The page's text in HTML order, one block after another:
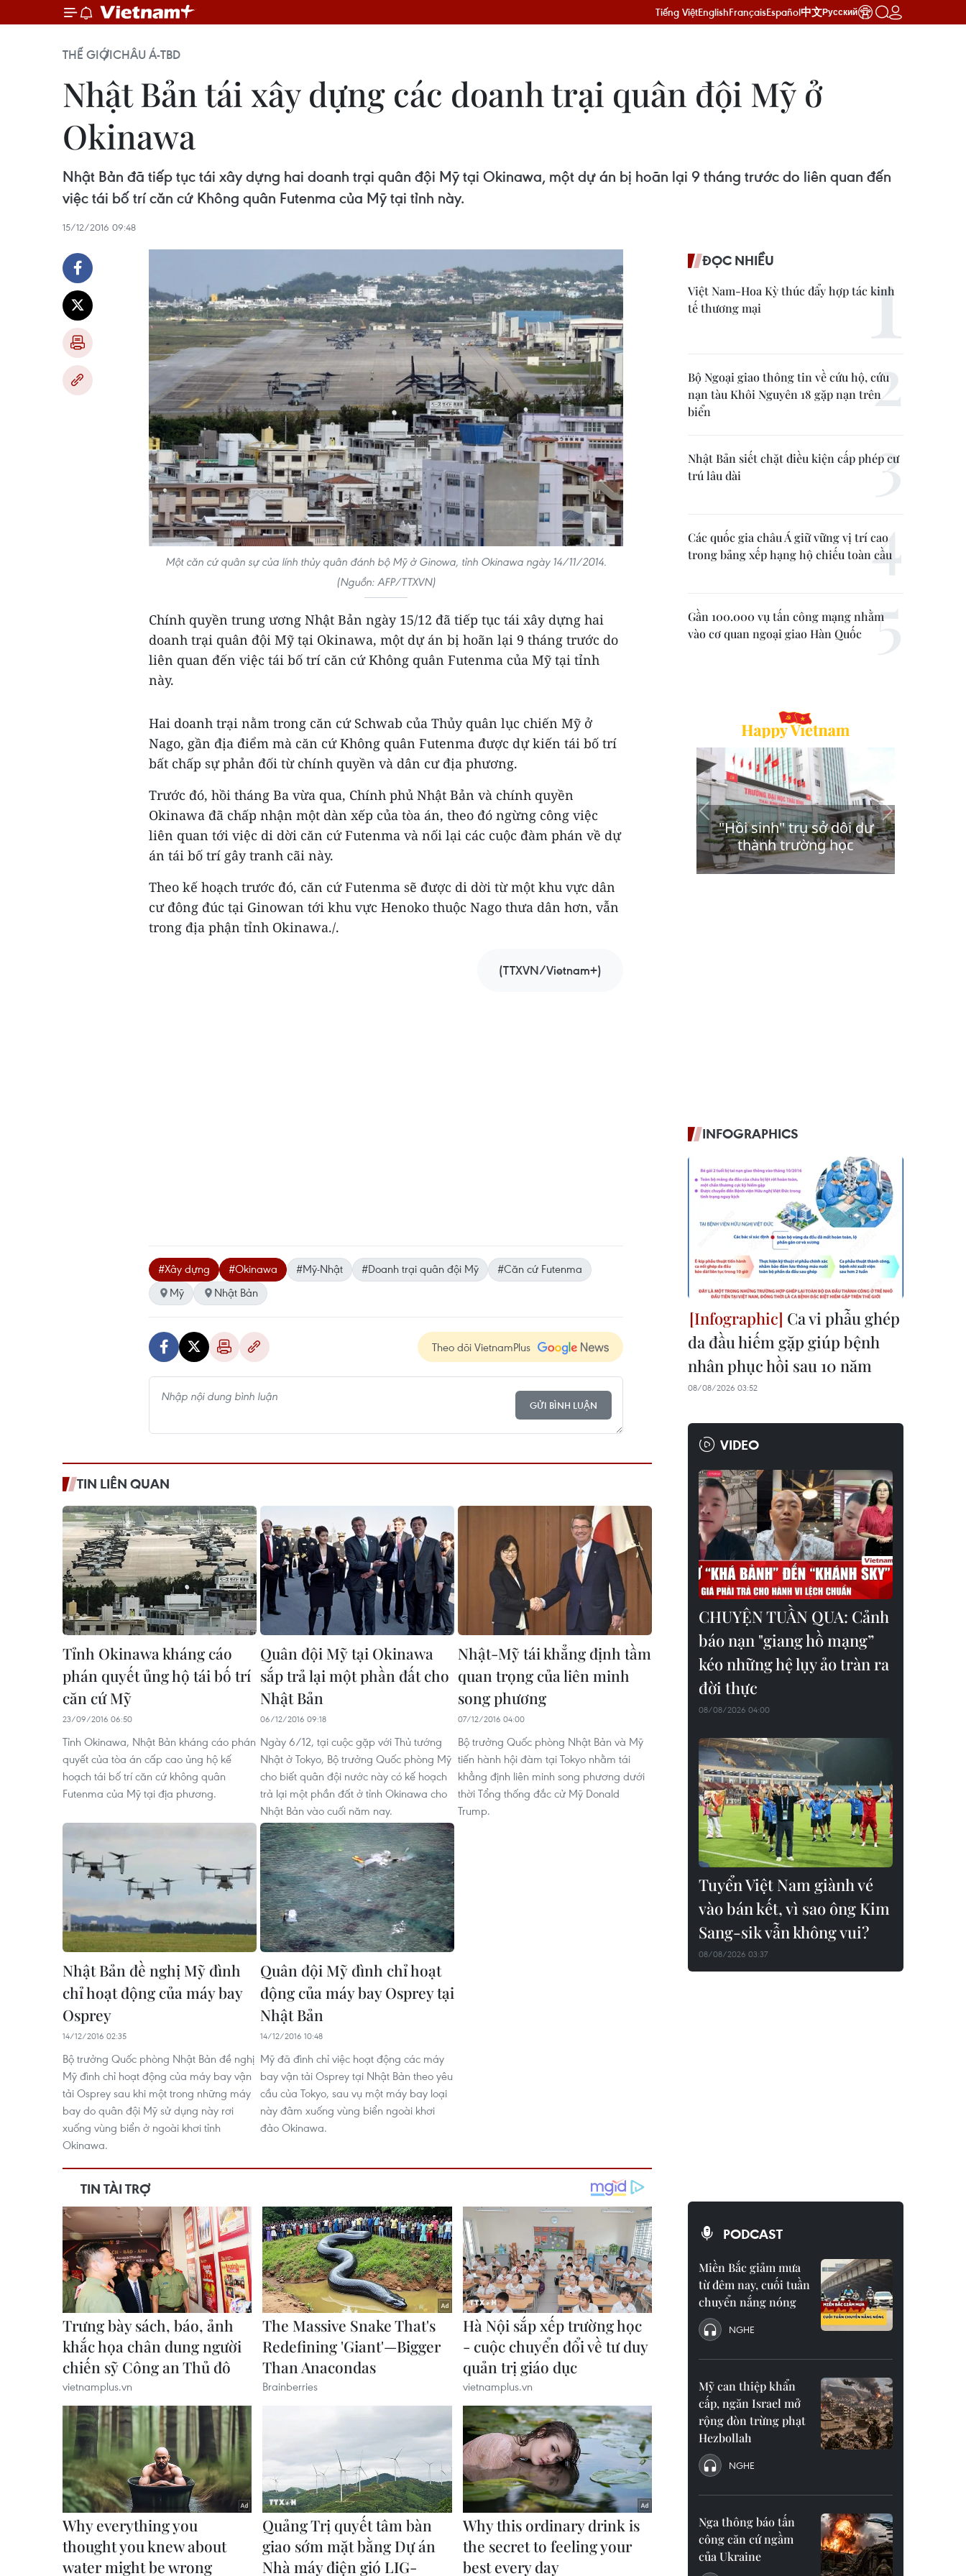
Tiếng ViệtEnglishFrançaisEspañol中文Русский
THẾ GIỚICHÂU Á-TBD
Nhật Bản tái xây dựng các doanh trại quân đội Mỹ ở
Okinawa
Nhật Bản đã tiếp tục tái xây dựng hai doanh trại quân đội Mỹ tại Okinawa, một dự án bị hoãn lại 9 tháng trước do liên quan đến
việc tái bố trí căn cứ Không quân Futenma của Mỹ tại tỉnh này.
15/12/2016 09:48
Một căn cứ quân sự của lính thủy quân đánh bộ Mỹ ở Ginowa, tỉnh Okinawa ngày 14/11/2014.
(Nguồn: AFP/TTXVN)
Chính quyền trung ương Nhật Bản ngày 15/12 đã tiếp tục tái xây dựng hai
doanh trại quân đội Mỹ tại Okinawa, một dự án bị hoãn lại 9 tháng trước do
liên quan đến việc tái bố trí căn cứ Không quân Futenma của Mỹ tại tỉnh
này.
Hai doanh trại nằm trong căn cứ Schwab của Thủy quân lục chiến Mỹ ở
Nago, gần địa điểm mà căn cứ Không quân Futenma được dự kiến tái bố trí
bất chấp sự phản đối từ chính quyền và dân cư địa phương.
Trước đó, hồi tháng Ba vừa qua, Chính phủ Nhật Bản và chính quyền
Okinawa đã chấp nhận một dàn xếp của tòa án, theo đó ngừng công việc
liên quan tới việc di dời căn cứ Futenma và nối lại các cuộc đàm phán về dự
án tái bố trí gây tranh cãi này.
Theo kế hoạch trước đó, căn cứ Futenma sẽ được di dời từ một khu vực dân
cư đông đúc tại Ginowan tới khu vực Henoko thuộc Nago thưa dân hơn, vẫn
trong địa phận tỉnh Okinawa./.
(TTXVN/Vietnam+)
#Xây dựng #Okinawa #Mỹ-Nhật #Doanh trại quân đội Mỹ
#Căn cứ Futenma
Mỹ
Nhật Bản
Theo dõi VietnamPlus
GỬI BÌNH LUẬN
TIN LIÊN QUAN
Tỉnh Okinawa kháng cáo
phán quyết ủng hộ tái bố trí
căn cứ Mỹ
23/09/2016 06:50
Tỉnh Okinawa, Nhật Bản kháng cáo phán
quyết của tòa án cấp cao ủng hộ kế
hoạch tái bố trí căn cứ không quân
Futenma của Mỹ tại địa phương.
Quân đội Mỹ tại Okinawa
sắp trả lại một phần đất cho
Nhật Bản
06/12/2016 09:18
Ngày 6/12, tại cuộc gặp với Thủ tướng
Nhật ở Tokyo, Bộ trưởng Quốc phòng Mỹ
cho biết quân đội nước này có kế hoạch
trả lại một phần đất ở tỉnh Okinawa cho
Nhật Bản vào cuối năm nay.
Nhật-Mỹ tái khẳng định tầm
quan trọng của liên minh
song phương
07/12/2016 04:00
Bộ trưởng Quốc phòng Nhật Bản và Mỹ
tiến hành hội đàm tại Tokyo nhằm tái
khẳng định liên minh song phương dưới
thời Tổng thống đắc cử Mỹ Donald
Trump.
Nhật Bản đề nghị Mỹ đình
chỉ hoạt động của máy bay
Osprey
14/12/2016 02:35
Bộ trưởng Quốc phòng Nhật Bản đề nghị
Mỹ đình chỉ hoạt động của máy bay vận
tải Osprey sau khi một trong những máy
bay do quân đội Mỹ sử dụng này rơi
xuống vùng biển ở ngoài khơi tỉnh
Okinawa.
Quân đội Mỹ đình chỉ hoạt
động của máy bay Osprey tại
Nhật Bản
14/12/2016 10:48
Mỹ đã đình chỉ việc hoạt động các máy
bay vận tải Osprey tại Nhật Bản theo yêu
cầu của Tokyo, sau vụ một máy bay loại
này đâm xuống vùng biển ngoài khơi
đảo Okinawa.
ĐỌC NHIỀU
Việt Nam-Hoa Kỳ thúc đẩy hợp tác kinh
tế thương mại
Bộ Ngoại giao thông tin về cứu hộ, cứu
nạn tàu Khôi Nguyên 18 gặp nạn trên
biển
Nhật Bản siết chặt điều kiện cấp phép cư
trú lâu dài
Các quốc gia châu Á giữ vững vị trí cao
trong bảng xếp hạng hộ chiếu toàn cầu
Gần 100.000 vụ tấn công mạng nhằm
vào cơ quan ngoại giao Hàn Quốc
INFOGRAPHICS
Ca vi phẫu ghép
da đầu hiếm gặp giúp bệnh
nhân phục hồi sau 10 năm
08/08/2026 03:52
VIDEO
CHUYỆN TUẦN QUA: Cảnh
báo nạn "giang hồ mạng”
kéo những hệ lụy ảo tràn ra
đời thực
08/08/2026 04:00
Tuyển Việt Nam giành vé
vào bán kết, vì sao ông Kim
Sang-sik vẫn không vui?
08/08/2026 03:37
PODCAST
Miền Bắc giảm mưa
từ đêm nay, cuối tuần
chuyển nắng nóng
NGHE
Mỹ can thiệp khẩn
cấp, ngăn Israel mở
rộng đòn trừng phạt
Hezbollah
NGHE
Nga thông báo tấn
công căn cứ ngầm
của Ukraine